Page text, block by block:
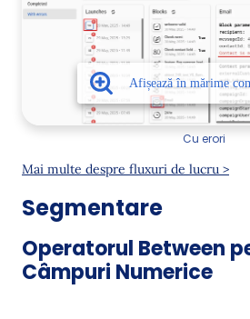
Cu erori
Mai multe despre fluxuri de lucru >
Segmentare
Operatorul Between
Câmpuri Numerice